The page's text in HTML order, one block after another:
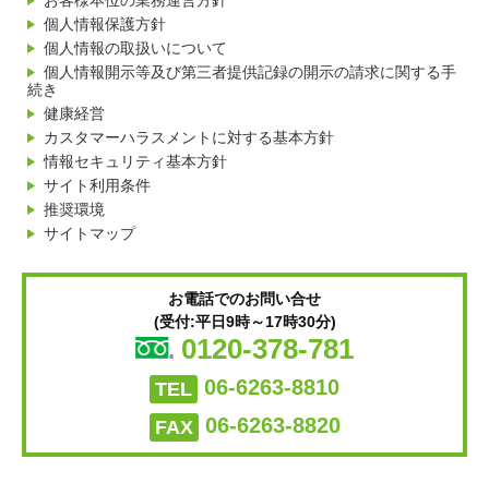
個人情報保護方針
個人情報の取扱いについて
個人情報開示等及び第三者提供記録の開示の請求に関する手
続き
健康経営
カスタマーハラスメントに対する基本方針
情報セキュリティ基本方針
サイト利用条件
推奨環境
サイトマップ
お電話でのお問い合せ
(受付:平日9時～17時30分)
0120-378-781
TEL 06-6263-8810
FAX 06-6263-8820